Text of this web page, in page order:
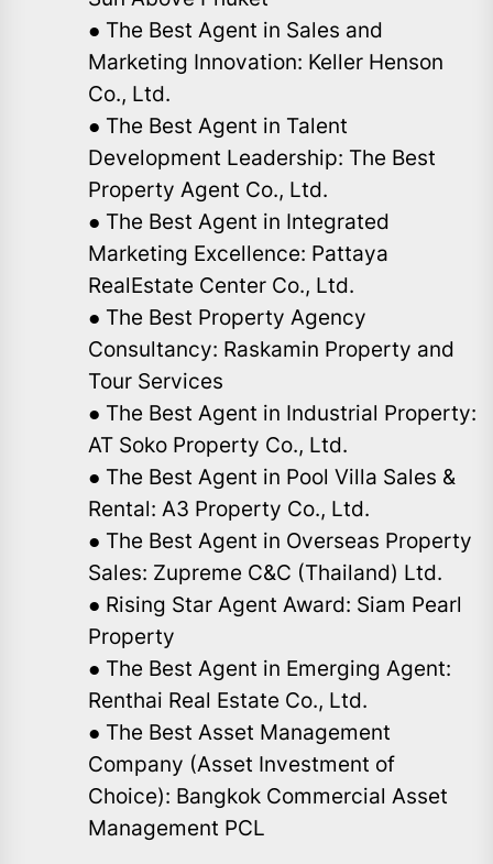
● The Best Agent in Sales and
Marketing Innovation: Keller Henson
Co., Ltd.
● The Best Agent in Talent
Development Leadership: The Best
Property Agent Co., Ltd.
● The Best Agent in Integrated
Marketing Excellence: Pattaya
RealEstate Center Co., Ltd.
● The Best Property Agency
Consultancy: Raskamin Property and
Tour Services
● The Best Agent in Industrial Property:
AT Soko Property Co., Ltd.
● The Best Agent in Pool Villa Sales &
Rental: A3 Property Co., Ltd.
● The Best Agent in Overseas Property
Sales: Zupreme C&C (Thailand) Ltd.
● Rising Star Agent Award: Siam Pearl
Property
● The Best Agent in Emerging Agent:
Renthai Real Estate Co., Ltd.
● The Best Asset Management
Company (Asset Investment of
Choice): Bangkok Commercial Asset
Management PCL